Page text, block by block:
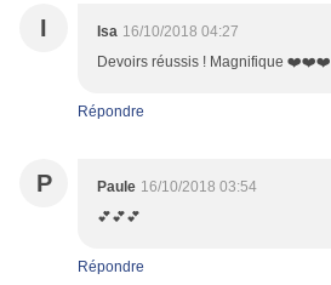
I Isa 16/10/2018 04:27
Devoirs réussis ! Magnifique ❤️❤️❤️
Répondre
P Paule 16/10/2018 03:54
💕💕💕
Répondre